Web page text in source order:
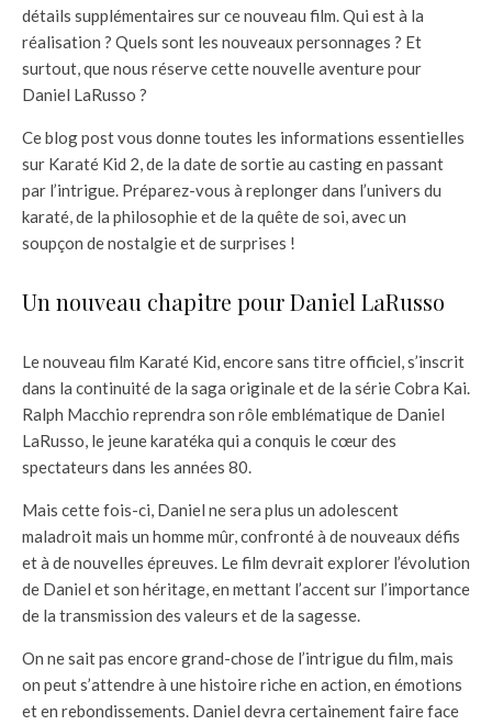
détails supplémentaires sur ce nouveau film. Qui est à la
réalisation ? Quels sont les nouveaux personnages ? Et
surtout, que nous réserve cette nouvelle aventure pour
Daniel LaRusso ?
Ce blog post vous donne toutes les informations essentielles
sur Karaté Kid 2, de la date de sortie au casting en passant
par l’intrigue. Préparez-vous à replonger dans l’univers du
karaté, de la philosophie et de la quête de soi, avec un
soupçon de nostalgie et de surprises !
Un nouveau chapitre pour Daniel LaRusso
Le nouveau film Karaté Kid, encore sans titre officiel, s’inscrit
dans la continuité de la saga originale et de la série Cobra Kai.
Ralph Macchio reprendra son rôle emblématique de Daniel
LaRusso, le jeune karatéka qui a conquis le cœur des
spectateurs dans les années 80.
Mais cette fois-ci, Daniel ne sera plus un adolescent
maladroit mais un homme mûr, confronté à de nouveaux défis
et à de nouvelles épreuves. Le film devrait explorer l’évolution
de Daniel et son héritage, en mettant l’accent sur l’importance
de la transmission des valeurs et de la sagesse.
On ne sait pas encore grand-chose de l’intrigue du film, mais
on peut s’attendre à une histoire riche en action, en émotions
et en rebondissements. Daniel devra certainement faire face